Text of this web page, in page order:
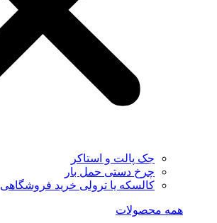
جک پالت و استاکر
چرخ دستی حمل بار
کالسکه یا ترولی خرید فروشگاهی
همه محصولات